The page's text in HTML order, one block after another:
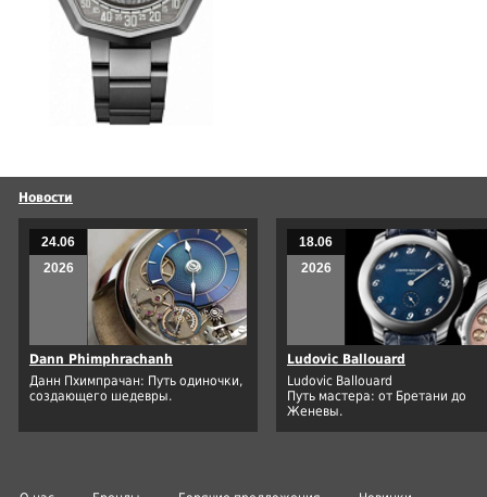
Новости
24.06
2026
Dann Phimphrachanh
Данн Пхимпрачан: Путь одиночки,
создающего шедевры.
18.06
2026
Ludovic Ballouard
Ludovic Ballouard
Путь мастера: от Бретани до
Женевы.